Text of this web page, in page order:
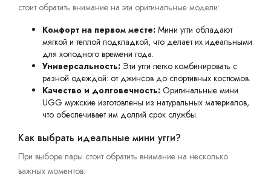
стоит обратить внимание на эти оригинальные модели:
Комфорт на первом месте: Мини угги обладают
мягкой и теплой подкладкой, что делает их идеальными
для холодного времени года.
Универсальность: Эти угги легко комбинировать с
разной одеждой: от джинсов до спортивных костюмов.
Качество и долговечность: Оригинальные мини
UGG мужские изготовлены из натуральных материалов,
что обеспечивает им долгий срок службы.
Как выбрать идеальные мини угги?
При выборе пары стоит обратить внимание на несколько
важных моментов: